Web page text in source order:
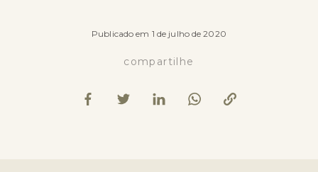
Publicado em 1 de julho de 2020
compartilhe